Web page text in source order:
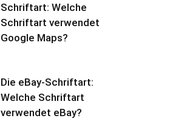
Schriftart: Welche
Schriftart verwendet
Google Maps?
Die eBay-Schriftart:
Welche Schriftart
verwendet eBay?